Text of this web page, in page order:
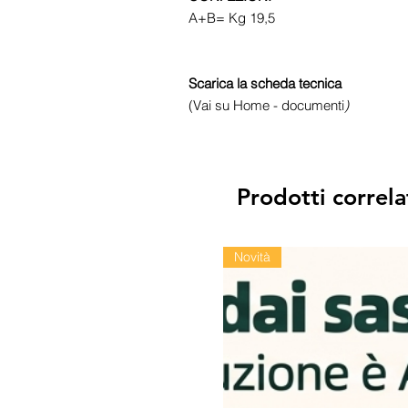
A+B= Kg 19,5
Scarica la scheda tecnica
(Vai su Home - documenti)
Prodotti
Novità